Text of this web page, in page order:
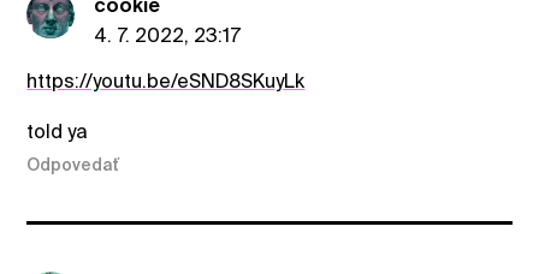
cookie
4. 7. 2022, 23:17
https://youtu.be/eSND8SKuyLk
told ya
Odpovedať